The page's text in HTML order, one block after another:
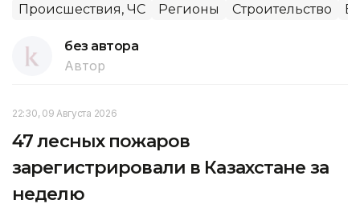
Происшествия, ЧС Регионы Строительство
без автора
Автор
22:30, 09 Августа 2026
47 лесных пожаров
зарегистрировали в Казахстане за
неделю